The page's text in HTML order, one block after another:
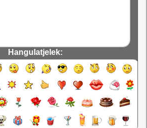
Hangulatjelek: